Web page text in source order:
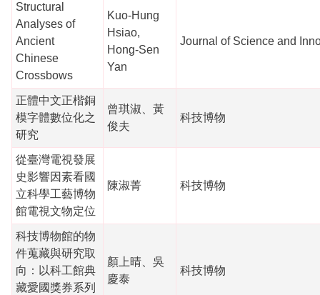
Structural
Analyses of
Ancient
Chinese
Crossbows
Kuo-Hung
Hsiao,
Hong-Sen
Yan
Journal of Science and
正體中文正楷銅
模字體數位化之
研究
曾琪淑、黃
俊夫
科技博物
從臺灣電視發展
史影響因素看國
立科學工藝博物
館電視文物定位
陳淑菁 科技博物
科技博物館的物
件蒐藏與研究取
向：以科工館典
藏愛國獎券系列
顏上晴、吳
慶泰
科技博物